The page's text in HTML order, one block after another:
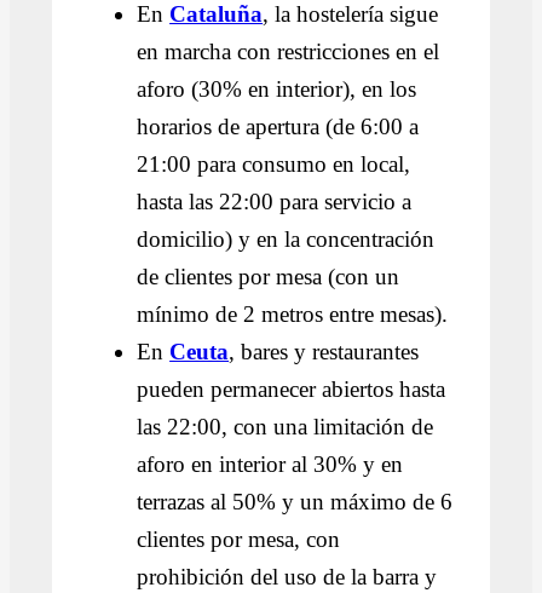
En Cataluña, la hostelería sigue
en marcha con restricciones en el
aforo (30% en interior), en los
horarios de apertura (de 6:00 a
21:00 para consumo en local,
hasta las 22:00 para servicio a
domicilio) y en la concentración
de clientes por mesa (con un
mínimo de 2 metros entre mesas).
En Ceuta, bares y restaurantes
pueden permanecer abiertos hasta
las 22:00, con una limitación de
aforo en interior al 30% y en
terrazas al 50% y un máximo de 6
clientes por mesa, con
prohibición del uso de la barra y